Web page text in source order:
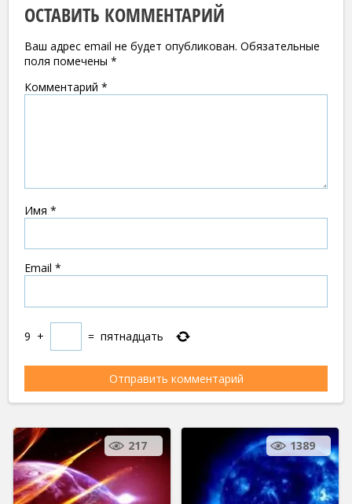
ОСТАВИТЬ КОММЕНТАРИЙ
Ваш адрес email не будет опубликован. Обязательные
поля помечены *
Комментарий *
Имя *
Email *
9 + = пятнадцать
217 1389